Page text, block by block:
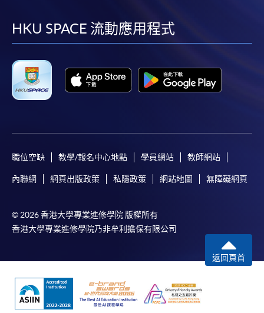
學中心作付款安排。
如欲了解如何於網上報讀新課程及繳費，請瀏覽網上
報讀同一學歷頒授課程內其他單元
個別課程為須報讀同一學歷頒授課程及其他單元或繳
交下期學費的學員，提供網上服務，如學員就讀的課
程設有此服務，課程負責人會通知學員有關程序。
網上支付可通過「繳費靈」(PPS) (不適用於手機)、
VISA 或 Mastercard、「微信支付」(Online WeChat
facebook
youtube
linkedin
HKU SPACE 流動應用程式
職位空缺 教學/報名中心地點 學員網站 教師網站
內聯網 網頁出版政策 私隱政策 網站地圖 無障礙網頁
© 2026 香港大學專業進修學院 版權所有
香港大學專業進修學院乃非牟利擔保有限公司
返回頁首